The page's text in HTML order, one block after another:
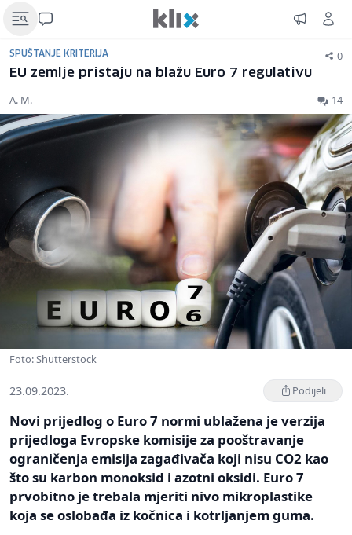
SPUŠTANJE KRITERIJA 0
EU zemlje pristaju na blažu Euro 7 regulativu
A. M. 14
Foto: Shutterstock
23.09.2023. Podijeli
Novi prijedlog o Euro 7 normi ublažena je verzija
prijedloga Evropske komisije za pooštravanje
ograničenja emisija zagađivača koji nisu CO2 kao
što su karbon monoksid i azotni oksidi. Euro 7
prvobitno je trebala mjeriti nivo mikroplastike
koja se oslobađa iz kočnica i kotrljanjem guma.